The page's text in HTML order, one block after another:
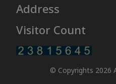
Address
Visitor Count
© Copyrights 2026